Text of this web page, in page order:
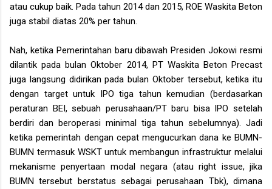
atau cukup baik. Pada tahun 2014 dan 2015, ROE Waskita Beton
juga stabil diatas 20% per tahun.
Nah, ketika Pemerintahan baru dibawah Presiden Jokowi resmi
dilantik pada bulan Oktober 2014, PT Waskita Beton Precast
juga langsung didirikan pada bulan Oktober tersebut, ketika itu
dengan target untuk IPO tiga tahun kemudian (berdasarkan
peraturan BEI, sebuah perusahaan/PT baru bisa IPO setelah
berdiri dan beroperasi minimal tiga tahun sebelumnya). Jadi
ketika pemerintah dengan cepat mengucurkan dana ke BUMN-
BUMN termasuk WSKT untuk membangun infrastruktur melalui
mekanisme penyertaan modal negara (atau right issue, jika
BUMN tersebut berstatus sebagai perusahaan Tbk), dimana